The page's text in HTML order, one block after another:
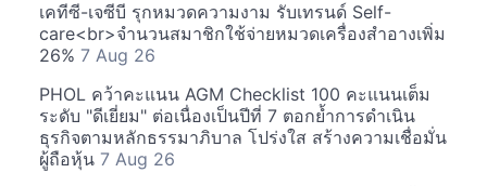
เคทีซี-เจซีบี รุกหมวดความงาม รับเทรนด์ Self-
care<br>จำนวนสมาชิกใช้จ่ายหมวดเครื่องสำอางเพิ่ม
26% 7 Aug 26
PHOL คว้าคะแนน AGM Checklist 100 คะแนนเต็ม
ระดับ "ดีเยี่ยม" ต่อเนื่องเป็นปีที่ 7 ตอกย้ำการดำเนิน
ธุรกิจตามหลักธรรมาภิบาล โปร่งใส สร้างความเชื่อมั่น
ผู้ถือหุ้น 7 Aug 26